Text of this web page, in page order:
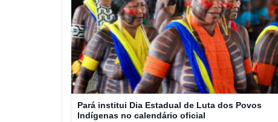
Pará institui Dia Estadual de Luta dos Povos
Indígenas no calendário oficial